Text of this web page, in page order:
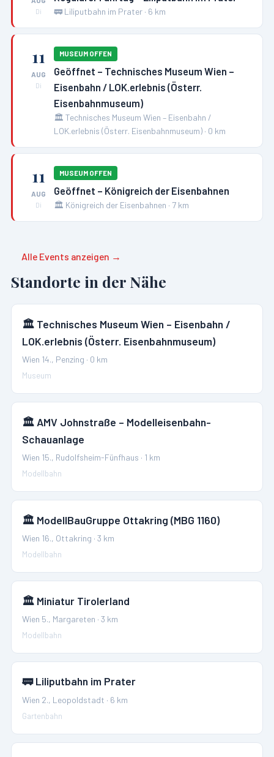
Di
🚃 Liliputbahn im Prater · 6 km
11
AUG
Di
MUSEUM OFFEN
Geöffnet – Technisches Museum Wien –
Eisenbahn / LOK.erlebnis (Österr.
Eisenbahnmuseum)
🏛️ Technisches Museum Wien – Eisenbahn /
LOK.erlebnis (Österr. Eisenbahnmuseum) · 0 km
11
AUG
Di
MUSEUM OFFEN
Geöffnet – Königreich der Eisenbahnen
🏛️ Königreich der Eisenbahnen · 7 km
Alle Events anzeigen →
Standorte in der Nähe
🏛️ Technisches Museum Wien – Eisenbahn /
LOK.erlebnis (Österr. Eisenbahnmuseum)
Wien 14., Penzing · 0 km
Museum
🏛️ AMV Johnstraße – Modelleisenbahn-
Schauanlage
Wien 15., Rudolfsheim-Fünfhaus · 1 km
Modellbahn
🏛️ ModellBauGruppe Ottakring (MBG 1160)
Wien 16., Ottakring ·3 km
Modellbahn
🏛️ Miniatur Tirolerland
Wien 5., Margareten ·3 km
Modellbahn
🚃 Liliputbahn im Prater
Wien 2., Leopoldstadt · 6 km
Gartenbahn